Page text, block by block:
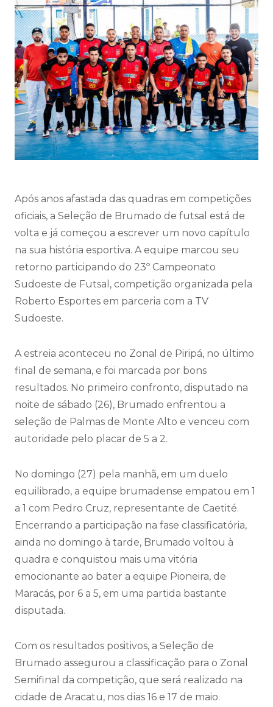
Após anos afastada das quadras em competições
oficiais, a Seleção de Brumado de futsal está de
volta e já começou a escrever um novo capítulo
na sua história esportiva. A equipe marcou seu
retorno participando do 23º Campeonato
Sudoeste de Futsal, competição organizada pela
Roberto Esportes em parceria com a TV
Sudoeste.
A estreia aconteceu no Zonal de Piripá, no último
final de semana, e foi marcada por bons
resultados. No primeiro confronto, disputado na
noite de sábado (26), Brumado enfrentou a
seleção de Palmas de Monte Alto e venceu com
autoridade pelo placar de 5 a 2.
No domingo (27) pela manhã, em um duelo
equilibrado, a equipe brumadense empatou em 1
a 1 com Pedro Cruz, representante de Caetité.
Encerrando a participação na fase classificatória,
ainda no domingo à tarde, Brumado voltou à
quadra e conquistou mais uma vitória
emocionante ao bater a equipe Pioneira, de
Maracás, por 6 a 5, em uma partida bastante
disputada.
Com os resultados positivos, a Seleção de
Brumado assegurou a classificação para o Zonal
Semifinal da competição, que será realizado na
cidade de Aracatu, nos dias 16 e 17 de maio.